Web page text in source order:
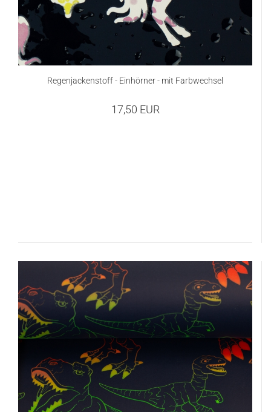
Regenjackenstoff - Einhörner - mit Farbwechsel
17,50 EUR